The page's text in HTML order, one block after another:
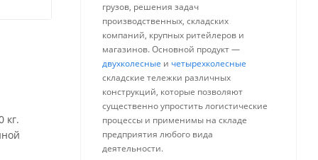
кг.
грузов, решения задач
производственных, складских
компаний, крупных ритейлеров и
магазинов. Основной продукт —
двухколесные и четырехколесные
складские тележки различных
конструкций, которые позволяют
существенно упростить логистические
процессы и применимы на складе
предприятия любого вида
деятельности.